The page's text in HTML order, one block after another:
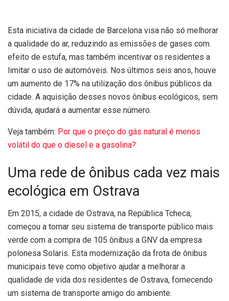
Esta iniciativa da cidade de Barcelona visa não só melhorar
a qualidade do ar, reduzindo as emissões de gases com
efeito de estufa, mas também incentivar os residentes a
limitar o uso de automóveis. Nos últimos seis anos, houve
um aumento de 17% na utilização dos ônibus públicos da
cidade. A aquisição desses novos ônibus ecológicos, sem
dúvida, ajudará a aumentar esse número.
Veja também: Por que o preço do gás natural é menos
volátil do que o diesel e a gasolina?
Uma rede de ônibus cada vez mais
ecológica em Ostrava
Em 2015, a cidade de Ostrava, na República Tcheca,
começou a tornar seu sistema de transporte público mais
verde com a compra de 105 ônibus a GNV da empresa
polonesa Solaris. Esta modernização da frota de ônibus
municipais teve como objetivo ajudar a melhorar a
qualidade de vida dos residentes de Ostrava, fornecendo
um sistema de transporte amigo do ambiente.